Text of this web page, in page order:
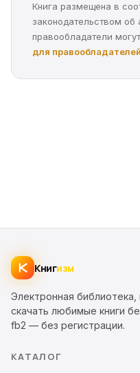
Книга размещена в
законодательством об
правообладатели
для правообладателей
Книгизм
Электронная
скачать любимые книги
fb2 — без регистрации.
КАТАЛОГ